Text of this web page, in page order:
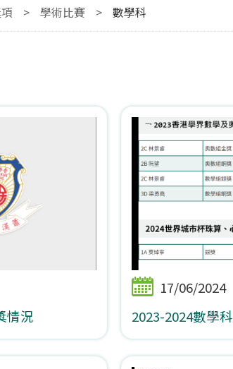
> 學術比賽 > 數學科
情況
17/06/2024
2023-2024數學科